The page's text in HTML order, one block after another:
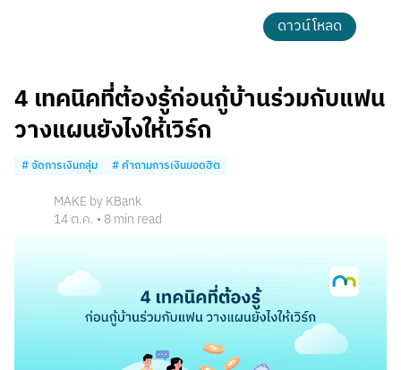
ดาวน์โหลด
4 เทคนิคที่ต้องรู้ก่อนกู้บ้านร่วมกับแฟน
วางแผนยังไงให้เวิร์ก
#จัดการเงินกลุ่ม #คำถามการเงินยอดฮิต
MAKE by KBank
14 ต.ค. • 8min read